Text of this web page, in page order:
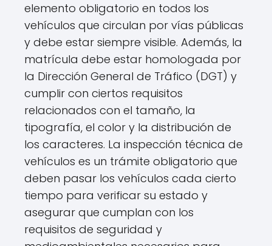
elemento obligatorio en todos los
vehículos que circulan por vías públicas
y debe estar siempre visible. Además, la
matrícula debe estar homologada por
la Dirección General de Tráfico (DGT) y
cumplir con ciertos requisitos
relacionados con el tamaño, la
tipografía, el color y la distribución de
los caracteres. La inspección técnica de
vehículos es un trámite obligatorio que
deben pasar los vehículos cada cierto
tiempo para verificar su estado y
asegurar que cumplan con los
requisitos de seguridad y